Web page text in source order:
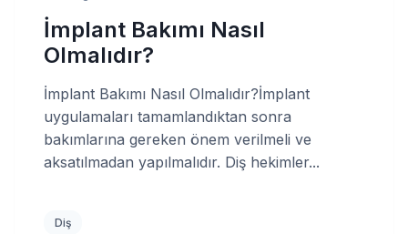
İmplant Bakımı Nasıl
Olmalıdır?
İmplant Bakımı Nasıl Olmalıdır?İmplant
uygulamaları tamamlandıktan sonra
bakımlarına gereken önem verilmeli ve
aksatılmadan yapılmalıdır. Diş hekimler...
Diş